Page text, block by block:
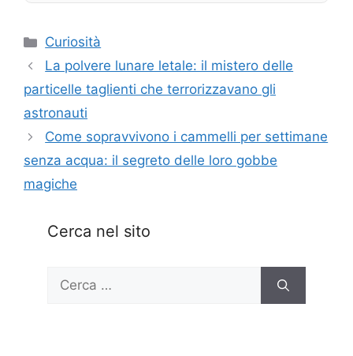
Categorie
Curiosità
La polvere lunare letale: il mistero delle
particelle taglienti che terrorizzavano gli
astronauti
Come sopravvivono i cammelli per settimane
senza acqua: il segreto delle loro gobbe
magiche
Cerca nel sito
Ricerca